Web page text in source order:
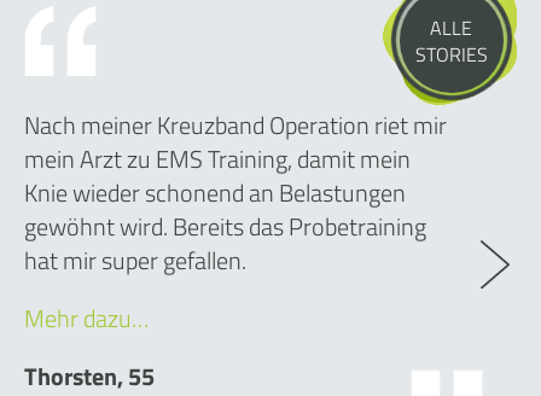
ALLE
STORIES
Nach meiner Kreuzband Operation riet mir
mein Arzt zu EMS Training, damit mein
Knie wieder schonend an Belastungen
gewöhnt wird. Bereits das Probetraining
hat mir super gefallen.
Mehr dazu…
Thorsten, 55